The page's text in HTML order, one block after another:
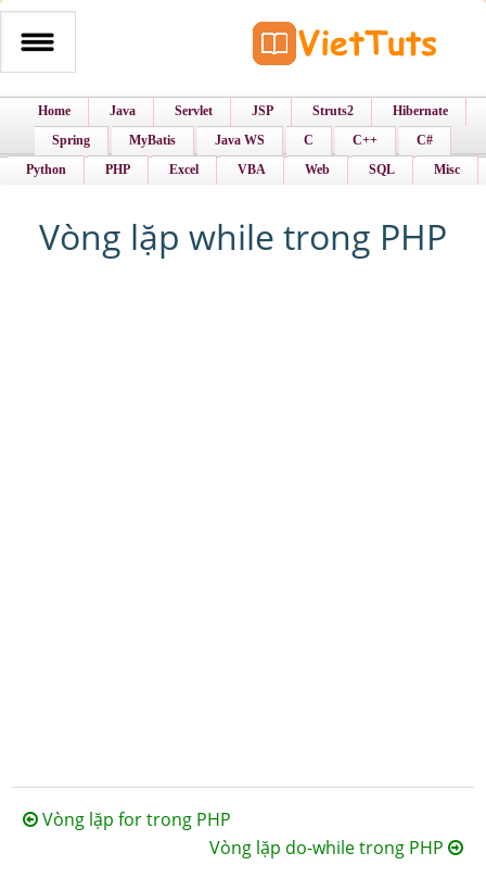
Home Java Servlet JSP Struts2
Hibernate
Spring
MyBatis Java WS C C++
C#
Python
PHP Excel VBA Web SQL Misc
Vòng lặp while trong PHP
Vòng lặp for trong PHP
Vòng lặp do-while trong PHP